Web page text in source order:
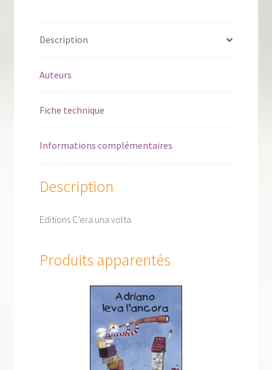
Description
Auteurs
Fiche technique
Informations complémentaires
Description
Editions C’era una volta
Produits apparentés